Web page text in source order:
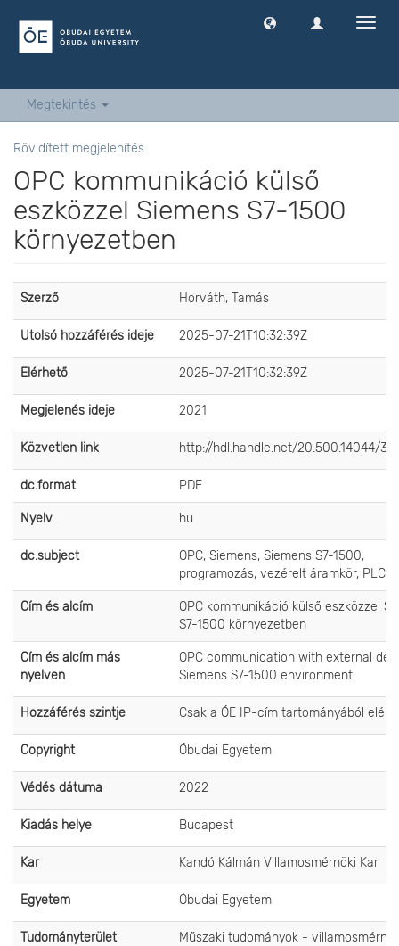
Megtekintés
Rövidített megjelenítés
OPC kommunikáció külső
eszközzel Siemens S7-1500
környezetben
Szerző Horváth, Tamás
Utolsó hozzáférés ideje 2025-07-21T10:32:39Z
Elérhető 2025-07-21T10:32:39Z
Megjelenés ideje 2021
Közvetlen link http://hdl.handle.net/20.500.14044/
dc.format PDF
Nyelv hu
dc.subject
OPC, Siemens, Siemens S7-1500,
programozás, vezérelt áramkör, PLC
Cím és alcím
OPC kommunikáció külső eszközzel
S7-1500 környezetben
Cím és alcím más
nyelven
OPC communication with external
Siemens S7-1500 environment
Hozzáférés szintje Csak a ÓE IP-cím tartományából
Copyright Óbudai Egyetem
Védés dátuma 2022
Kiadás helye Budapest
Kar Kandó Kálmán Villamosmérnöki Kar
Egyetem Óbudai Egyetem
Tudományterület
Műszaki tudományok -